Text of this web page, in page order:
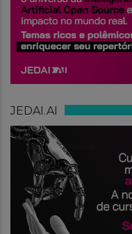
JEDAI.AI